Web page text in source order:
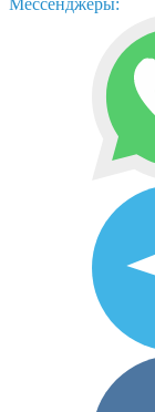
Мессенджеры: